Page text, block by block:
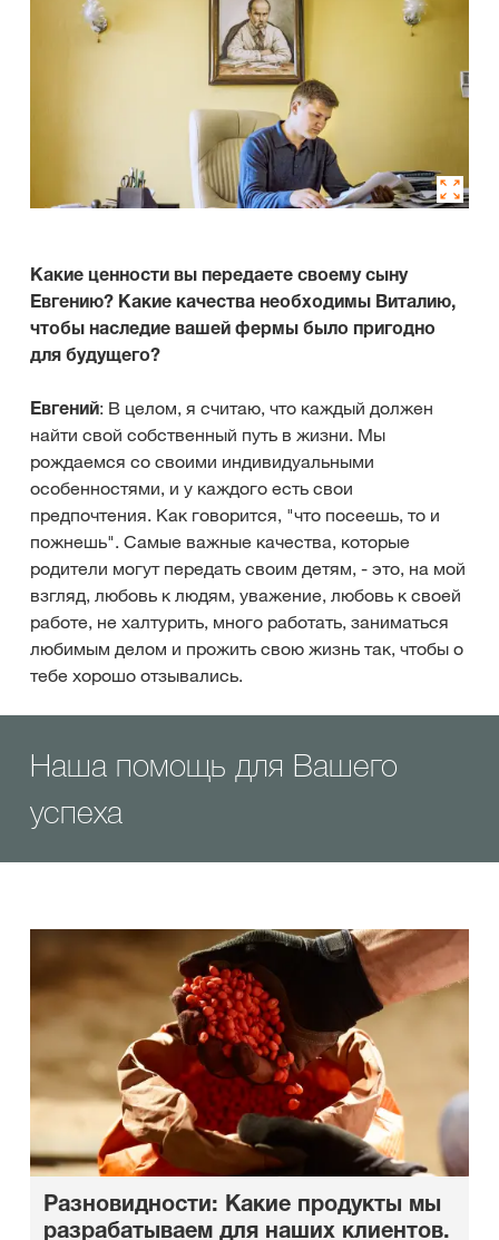
Какие ценности вы передаете своему сыну
Евгению? Какие качества необходимы Виталию,
чтобы наследие вашей фермы было пригодно
для будущего?
Евгений: В целом, я считаю, что каждый должен
найти свой собственный путь в жизни. Мы
рождаемся со своими индивидуальными
особенностями, и у каждого есть свои
предпочтения. Как говорится, "что посеешь, то и
пожнешь". Самые важные качества, которые
родители могут передать своим детям, - это, на мой
взгляд, любовь к людям, уважение, любовь к своей
работе, не халтурить, много работать, заниматься
любимым делом и прожить свою жизнь так, чтобы о
тебе хорошо отзывались.
Наша помощь для Вашего
успеха
Разновидности: Какие продукты мы
разрабатываем для наших клиентов.